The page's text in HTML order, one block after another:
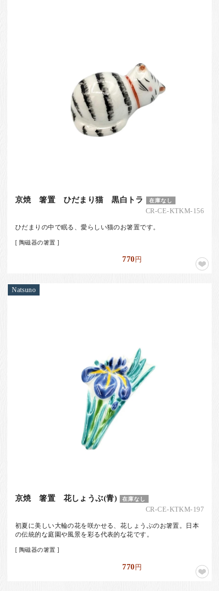
京焼 箸置 ひだまり猫 黒白トラ 在庫なし
CR-CE-KTKM-156
ひだまりの中で眠る、愛らしい猫のお箸置です。
[ 陶磁器の箸置 ]
770円
Natsuno
京焼 箸置 花しょうぶ(青) 在庫なし
CR-CE-KTKM-197
初夏に美しい大輪の花を咲かせる、花しょうぶのお箸置。日本
の伝統的な庭園や風景を彩る代表的な花です。
[ 陶磁器の箸置 ]
770円